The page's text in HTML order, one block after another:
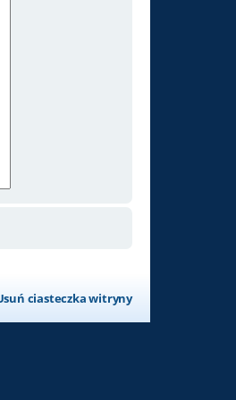
ciasteczka witryny